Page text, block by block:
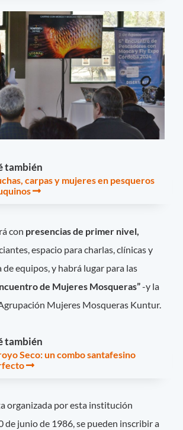
también
carpas y mujeres en pesqueros
con presencias de primer nivel,
espacio para charlas, clínicas y
equipos, y habrá lugar para las
de Mujeres Mosqueras”-y la
Mujeres Mosqueras Kuntur.
también
Seco: un combo santafesino
organizada por esta institución
de junio de 1986, se pueden inscribir a